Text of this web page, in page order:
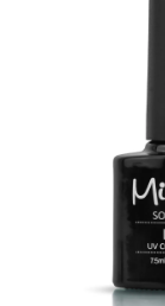
al carrito